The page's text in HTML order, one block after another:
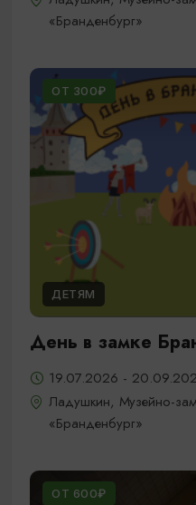
«Бранденбург»
ОТ 300₽
ДЕТЯМ
День в замке
19.07.2026 -
Ладушкин, Музейно-
«Бранденбург»
ОТ 600₽